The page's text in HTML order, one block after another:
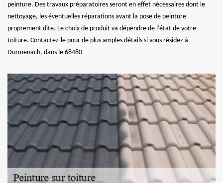
peinture. Des travaux préparatoires seront en effet nécessaires dont le
nettoyage, les éventuelles réparations avant la pose de peinture
proprement dite. Le choix de produit va dépendre de l’état de votre
toiture. Contactez-le pour de plus amples détails si vous résidez à
Durmenach, dans le 68480